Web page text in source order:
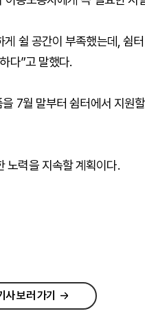
쉴 공간이 부족했는데, 쉼
다”고 말했다.
7월 말부터 쉼터에서 지원
노력을 지속할 계획이다.
사 보러 가기